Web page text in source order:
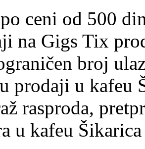
ceni od 500
na Gigs Tix
broj
prodaji u kafeu
rasproda,
u kafeu